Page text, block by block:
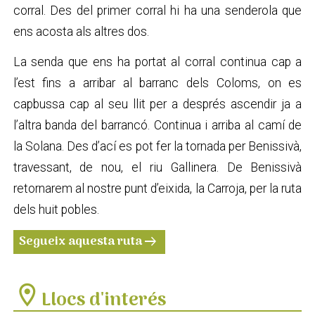
corral. Des del primer corral hi ha una senderola que
ens acosta als altres dos.
La senda que ens ha portat al corral continua cap a
l’est fins a arribar al barranc dels Coloms, on es
capbussa cap al seu llit per a després ascendir ja a
l’altra banda del barrancó. Continua i arriba al camí de
la Solana. Des d’ací es pot fer la tornada per Benissivà,
travessant, de nou, el riu Gallinera. De Benissivà
retornarem al nostre punt d’eixida, la Carroja, per la ruta
dels huit pobles.
Segueix aquesta rutaarrow_right_alt
location_on Llocs d'interés